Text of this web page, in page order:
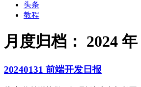
头条
教程
月度归档： 2024 年
20240131 前端开发日报